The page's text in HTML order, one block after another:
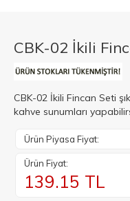
CBK-02 İkili
CBK-02 İkili Fincan Seti
kahve sunumları
Ürün Piyasa Fiyat:
Ürün Fiyat:
139.15 TL